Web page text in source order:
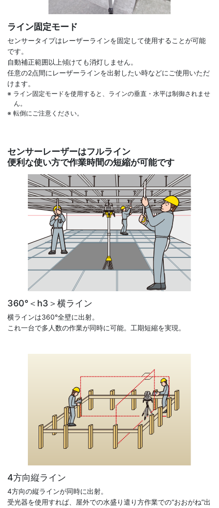
ライン固定モード
センサータイプはレーザーラインを固定して使用することが可能
です。
自動補正範囲以上傾けても消灯しません。
任意の2点間にレーザーラインを出射したい時などにご使用いただ
けます。
※ ライン固定モードを使用すると、ラインの垂直・水平は制御されませ
ん。
※ 転倒にご注意ください。
センサーレーザーはフルライン
便利な使い方で作業時間の短縮が可能です
360°＜h3＞横ライン
横ラインは360°全壁に出射。
これ一台で多人数の作業が同時に可能。工期短縮を実現。
4方向縦ライン
4方向の縦ラインが同時に出射。
受光器を使用すれば、屋外での水盛り遣り方作業での“おおがね”出